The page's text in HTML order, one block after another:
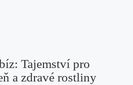
Tajemství pro
a zdravé rostliny